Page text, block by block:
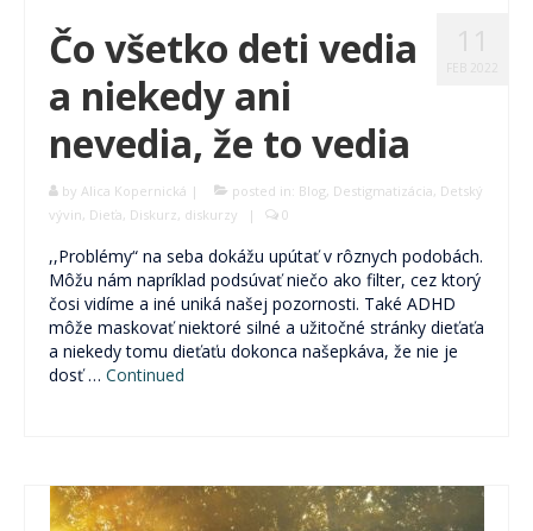
Čo všetko deti vedia
a niekedy ani
nevedia, že to vedia
by Alica Kopernická | posted in: Blog, Destigmatizácia, Detský
vývin, Dieťa, Diskurz, diskurzy | 0
,,Problémy“ na seba dokážu upútať v rôznych podobách.
Môžu nám napríklad podsúvať niečo ako filter, cez ktorý
čosi vidíme a iné uniká našej pozornosti. Také ADHD
môže maskovať niektoré silné a užitočné stránky dieťaťa
a niekedy tomu dieťaťu dokonca našepkáva, že nie je
dosť … Continued